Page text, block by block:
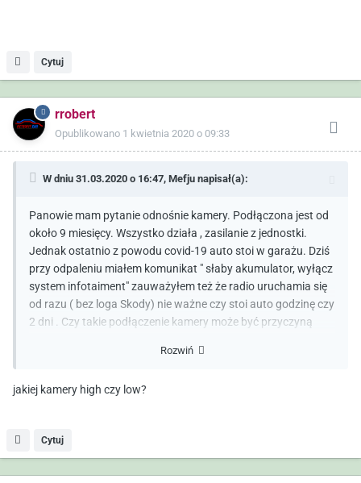
Cytuj
rrobert
Opublikowano 1 kwietnia 2020 o 09:33
W dniu 31.03.2020 o 16:47, Mefju napisał(a):
Panowie mam pytanie odnośnie kamery. Podłączona jest od
około 9 miesięcy. Wszystko działa , zasilanie z jednostki.
Jednak ostatnio z powodu covid-19 auto stoi w garażu. Dziś
przy odpaleniu miałem komunikat " słaby akumulator, wyłącz
system infotaiment" zauważyłem też że radio uruchamia się
od razu ( bez loga Skody) nie ważne czy stoi auto godzinę czy
2 dni . Czy takie podłączenie kamery może być przyczyną
Rozwiń
jakiej kamery high czy low?
Cytuj